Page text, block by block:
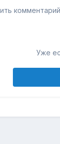
комментарий
Уже